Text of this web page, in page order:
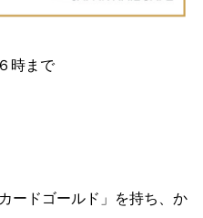
時まで
カードゴールド」を持ち、か